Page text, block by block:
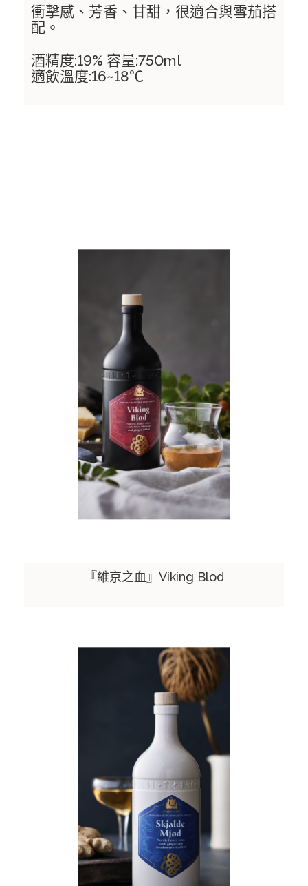
西班牙 PAGO GUIJOSO｜礫石蒼原酒莊
義大利 CANTINA ALICE BEL COLLE｜愛麗絲之丘酒莊
德國 WEINGUT FREY｜芙蕾酒莊
醴酩Facebook粉絲專頁
衝擊感、芳香、甘甜，很適合與雪茄搭
配。
酒精度:19% 容量:750ml
適飲溫度:16~18℃
『維京之血』Viking Blod